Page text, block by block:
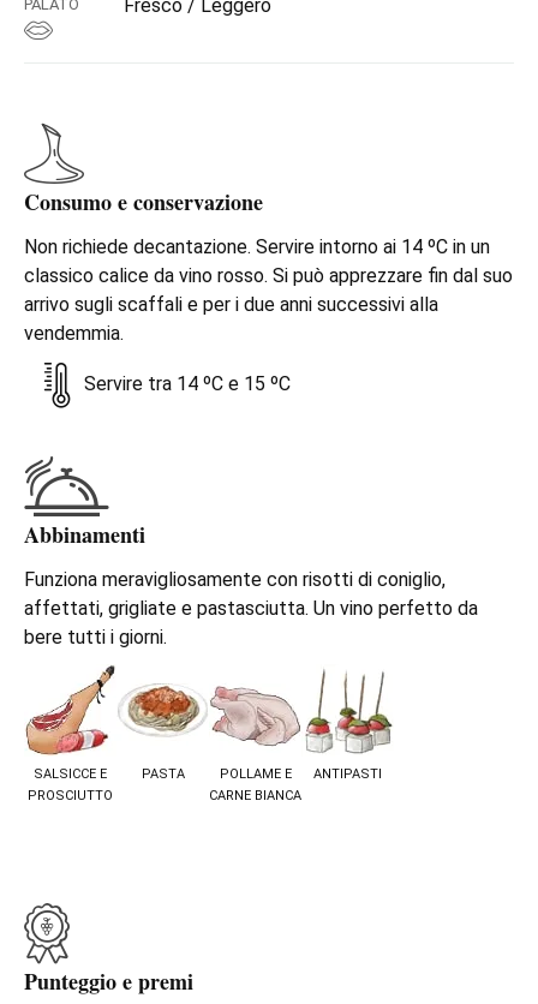
PALATO Fresco / Leggero
Consumo e conservazione
Non richiede decantazione. Servire intorno ai 14 ºC in un
classico calice da vino rosso. Si può apprezzare fin dal suo
arrivo sugli scaffali e per i due anni successivi alla
vendemmia.
Servire tra 14 ºC e 15 ºC
Abbinamenti
Funziona meravigliosamente con risotti di coniglio,
affettati, grigliate e pastasciutta. Un vino perfetto da
bere tutti i giorni.
SALSICCE E
PROSCIUTTO
PASTA
POLLAME E
CARNE BIANCA
ANTIPASTI
Punteggio e premi